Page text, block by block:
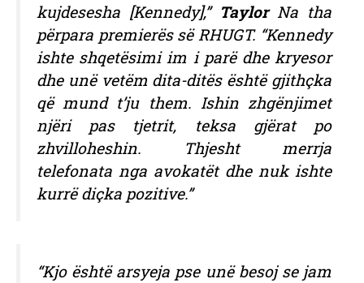
kujdesesha [Kennedy],” TaylorNa tha
përpara premierës së RHUGT. “Kennedy
ishte shqetësimi im i parë dhe kryesor
dhe unë vetëm dita-ditës është gjithçka
që mund t’ju them. Ishin zhgënjimet
njëri pas tjetrit, teksa gjërat po
zhvilloheshin. Thjesht merrja
telefonata nga avokatët dhe nuk ishte
kurrë diçka pozitive.”
“Kjo është arsyeja pse unë besoj se jam